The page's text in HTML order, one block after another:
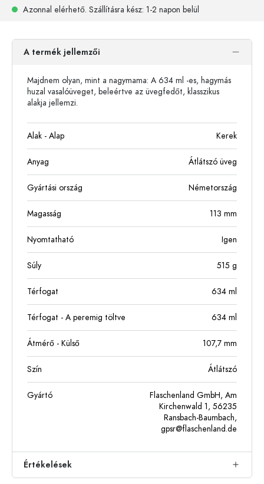
Azonnal elérhető. Szállításra kész: 1-2 napon belül
A termék jellemzői
Majdnem olyan, mint a nagymama: A 634 ml -es, hagymás
huzal vasalóüveget, beleértve az üvegfedőt, klasszikus
alakja jellemzi.
Alak - Alap Kerek
Anyag Átlátszó üveg
Gyártási ország Németország
Magasság 113 mm
Nyomtatható Igen
Súly 515 g
Térfogat 634 ml
Térfogat - A peremig töltve 634 ml
Átmérő - Külső 107,7 mm
Szín Átlátszó
Gyártó
Flaschenland GmbH, Am
Kirchenwald 1, 56235
Ransbach-Baumbach,
gpsr@flaschenland.de
Értékelések